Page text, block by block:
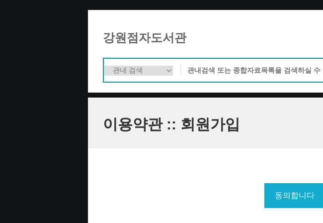
강원점자도서관
이용약관 :: 회원가입